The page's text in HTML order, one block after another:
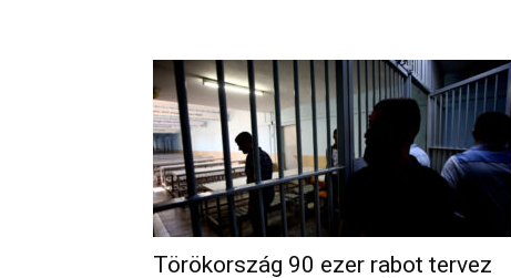
Törökország 90 ezer rabot tervez